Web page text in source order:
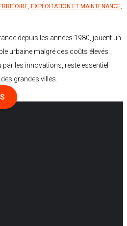
, EXPLOITATION ET MAINTENANCE,
depuis les années 1980, jouent un
urbaine malgré des coûts élevés.
par les innovations, reste essentiel
grandes villes.